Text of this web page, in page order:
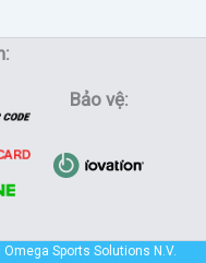
Bảo vệ:
Sports Solutions N.V.